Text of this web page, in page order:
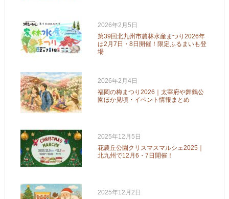
2026年2月5日
第39回北九州市農林水産まつり2026年
は2月7日・8日開催！限定ふるまいも登
場
2026年2月4日
福岡の梅まつり2026｜太宰府や舞鶴公
園ほか見頃・イベント情報まとめ
2025年12月5日
花農丘公園クリスマスマルシェ2025｜
北九州で12月6・7日開催！
2025年12月2日